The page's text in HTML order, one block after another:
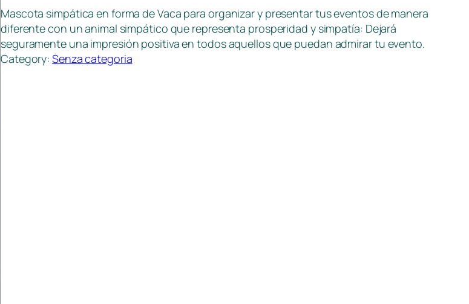
Mascota simpática en forma de Vaca para organizar y presentar tus eventos de manera
diferente con un animal simpático que representa prosperidad y simpatía: Dejará
seguramente una impresión positiva en todos aquellos que puedan admirar tu evento.
Category:Senza categoria